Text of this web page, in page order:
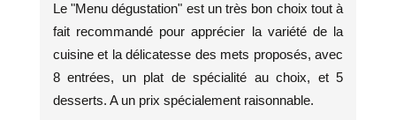
Le "Menu dégustation" est un très bon choix tout à
fait recommandé pour apprécier la variété de la
cuisine et la délicatesse des mets proposés, avec
8 entrées, un plat de spécialité au choix, et 5
desserts. A un prix spécialement raisonnable.